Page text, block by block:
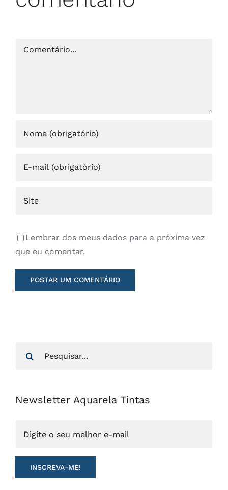
Comentário
Lembrar dos meus dados para a próxima vez
que eu comentar.
resultados
Newsletter Aquarela Tintas